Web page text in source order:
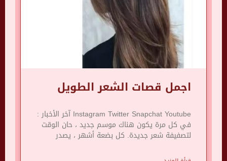
اجمل قصات الشعر الطويل
Instagram Twitter Snapchat Youtube آخر الأخبار :
في كل مرة يكون هناك موسم جديد ، حان الوقت
لتصفيفة شعر جديدة. كل بضعة أشهر ، يصدر